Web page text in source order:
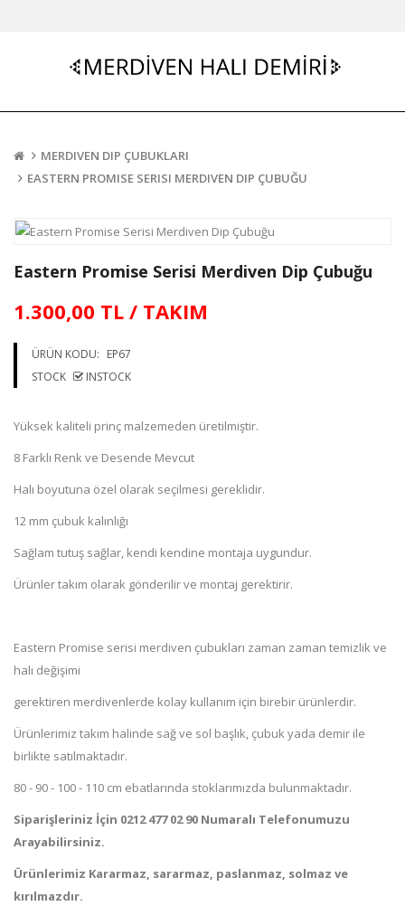
MERDIVEN DIP ÇUBUKLARI
EASTERN PROMISE SERISI MERDIVEN DIP ÇUBUĞU
Eastern Promise Serisi Merdiven Dip Çubuğu
1.300,00 TL / TAKIM
ÜRÜN KODU: EP67
STOCK
INSTOCK
Yüksek kaliteli prinç malzemeden üretilmiştir.
8 Farklı Renk ve Desende Mevcut
Halı boyutuna özel olarak seçilmesi gereklidir.
12 mm çubuk kalınlığı
Sağlam tutuş sağlar, kendi kendine montaja uygundur.
Ürünler takım olarak gönderilir ve montaj gerektirir.
Eastern Promise serisi merdiven çubukları zaman zaman temizlik ve
halı değişimi
gerektiren merdivenlerde kolay kullanım için birebir ürünlerdir.
Ürünlerimiz takım halinde sağ ve sol başlık, çubuk yada demir ile
birlikte satılmaktadır.
80 - 90 - 100 - 110 cm ebatlarında stoklarımızda bulunmaktadır.
Siparişleriniz İçin 0212 477 02 90 Numaralı Telefonumuzu
Arayabilirsiniz.
Ürünlerimiz Kararmaz, sararmaz, paslanmaz, solmaz ve
kırılmazdır.